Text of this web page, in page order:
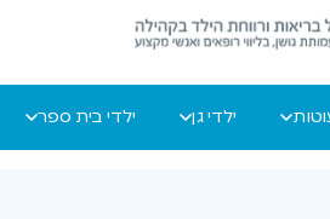
ילדי גן ילדי בית ספר